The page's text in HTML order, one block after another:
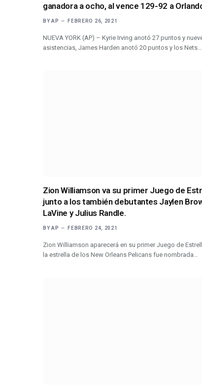
ganadora a ocho, al vence 129-92 a
BY AP FEBRERO 26, 2021
NUEVA YORK (AP) – Kyrie Irving anotó 27 puntos y
asistencias, James Harden anotó 20 puntos y los Nets…
Zion Williamson va su primer Juego de
junto a los también debutantes Jaylen
LaVine y Julius Randle.
BY AP FEBRERO 24, 2021
Zion Williamson aparecerá en su primer Juego de
la estrella de los New Orleans Pelicans fue nombrada…